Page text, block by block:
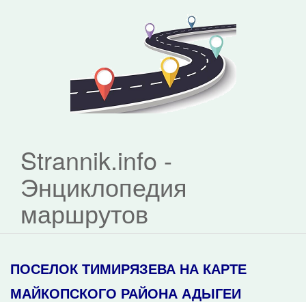
Strannik.info -
Энциклопедия
маршрутов
ПОСЕЛОК ТИМИРЯЗЕВА НА КАРТЕ
МАЙКОПСКОГО РАЙОНА АДЫГЕИ